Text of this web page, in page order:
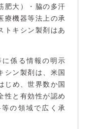
肥大）・脇の多汗
療機器等法上の承
トキシン製剤はあ
係る情報の明示
シン製剤は、米国
じめ、世界数か国
性と有効性が認め
の領域で広く承